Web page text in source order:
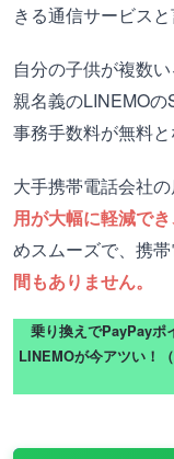
きる通信サービスと
自分の子供が複数
親名義のLINEMO
事務手数料が無料と
大手携帯電話会社
用が大幅に軽減でき
めスムーズで、携
間もありません。
乗り換えでPayPayポ
LINEMOが今アツい！